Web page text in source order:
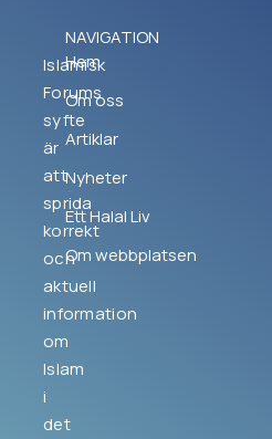
Islamisk
Forums
syfte
är
att
sprida
korrekt
och
aktuell
information
om
Islam
i
det
NAVIGATION
Hem
Om oss
Artiklar
Nyheter
Ett Halal Liv
Om webbplatsen